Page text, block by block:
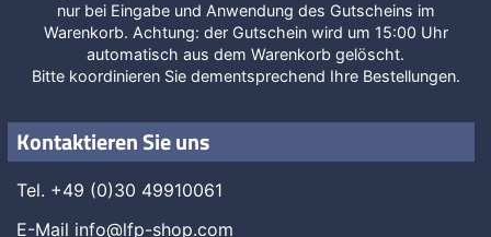
nur bei Eingabe und Anwendung des Gutscheins im
Warenkorb. Achtung: der Gutschein wird um 15:00 Uhr
automatisch aus dem Warenkorb gelöscht.
Bitte koordinieren Sie dementsprechend Ihre Bestellungen.
Kontaktieren Sie uns
Tel. +49 (0)30 49910061
E-Mail info@lfp-shop.com